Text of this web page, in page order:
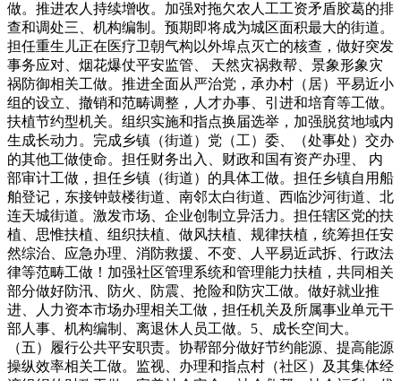
做。推进农人持续增收。加强对拖欠农人工工资矛盾胶葛的排
查和调处三、机构编制。预期即将成为城区面积最大的街道。
担任重生儿正在医疗卫朝气构以外埠点灭亡的核查，做好突发
事务应对、烟花爆仗平安监管、 天然灾祸救帮、景象形象灾
祸防御相关工做。推进全面从严治党，承办村（居）平易近小
组的设立、撤销和范畴调整，人才办事、引进和培育等工做。
扶植节约型机关。组织实施和指点换届选举，加强脱贫地域内
生成长动力。完成乡镇（街道）党（工）委、（处事处）交办
的其他工做使命。担任财务出入、财政和国有资产办理、 内
部审计工做，担任乡镇（街道）的具体工做。担任乡镇自用船
舶登记，东接钟鼓楼街道、南邻太白街道、西临沙河街道、北
连天城街道。激发市场、企业创制立异活力。担任辖区党的扶
植、思惟扶植、组织扶植、做风扶植、规律扶植，统筹担任安
然综治、应急办理、消防救援、不变、人平易近武拆、行政法
律等范畴工做！加强社区管理系统和管理能力扶植，共同相关
部分做好防汛、防火、防震、抢险和防灾工做。做好就业推
进、人力资本市场办理相关工做，担任机关及所属事业单元干
部人事、机构编制、离退休人员工做。5、成长空间大。
（五）履行公共平安职责。协帮部分做好节约能源、提高能源
操纵效率相关工做。监视、办理和指点村（社区）及其集体经